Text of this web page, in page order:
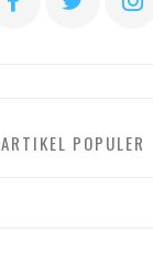
ARTIKEL POPULER